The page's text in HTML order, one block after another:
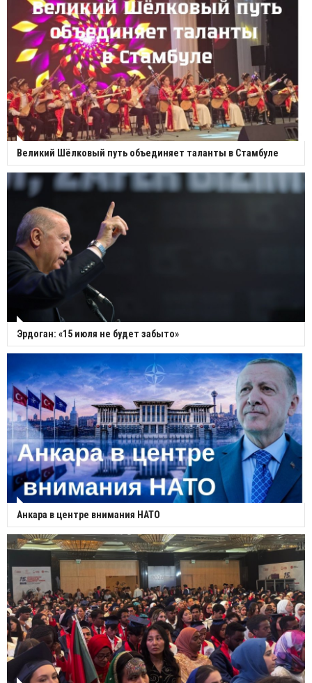
Великий Шёлковый путь объединяет таланты в Стамбуле
Эрдоган: «15 июля не будет забыто»
Анкара в центре внимания НАТО